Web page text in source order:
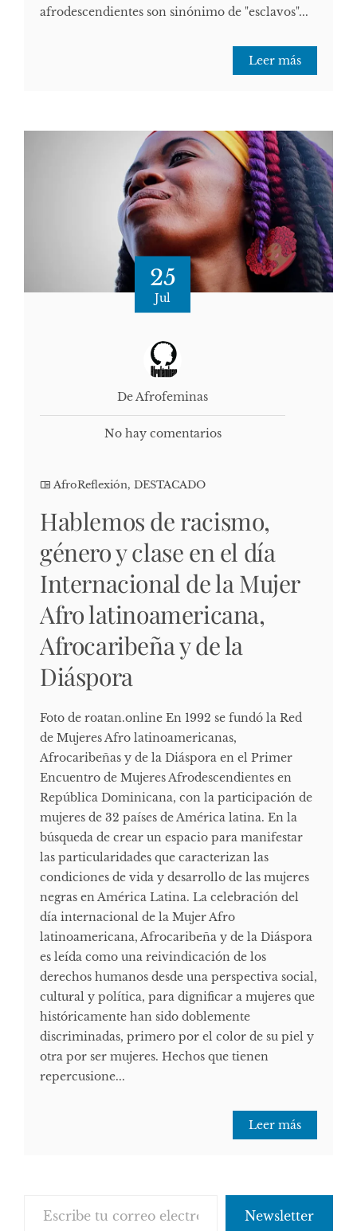
afrodescendientes son sinónimo de "esclavos"...
Leer más
25
Jul
De Afrofeminas
No hay comentarios
AfroReflexión, DESTACADO
Hablemos de racismo,
género y clase en el día
Internacional de la Mujer
Afro latinoamericana,
Afrocaribeña y de la
Diáspora
Foto de roatan.online En 1992 se fundó la Red
de Mujeres Afro latinoamericanas,
Afrocaribeñas y de la Diáspora en el Primer
Encuentro de Mujeres Afrodescendientes en
República Dominicana, con la participación de
mujeres de 32 países de América latina. En la
búsqueda de crear un espacio para manifestar
las particularidades que caracterizan las
condiciones de vida y desarrollo de las mujeres
negras en América Latina. La celebración del
día internacional de la Mujer Afro
latinoamericana, Afrocaribeña y de la Diáspora
es leída como una reivindicación de los
derechos humanos desde una perspectiva social,
cultural y política, para dignificar a mujeres que
históricamente han sido doblemente
discriminadas, primero por el color de su piel y
otra por ser mujeres. Hechos que tienen
repercusione...
Leer más
Newsletter